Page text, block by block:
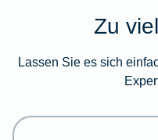
Zu
Lassen Sie es sich